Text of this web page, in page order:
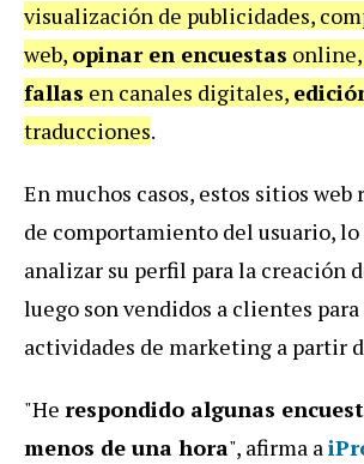
visualización de publicidades,
web, opinar en encuestas online,
fallas en canales digitales,
traducciones.
En muchos casos, estos sitios web
de comportamiento del usuario,
analizar su perfil para la creación
luego son vendidos a clientes
actividades de marketing a partir
"He respondido algunas
menos de una hora", afirma a